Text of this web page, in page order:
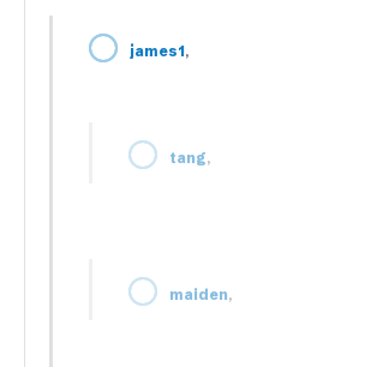
james1,
tang,
maiden,